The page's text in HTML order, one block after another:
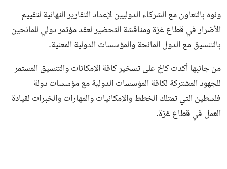
ونوه بالتعاون مع الشركاء الدوليين لإعداد التقارير النهائية لتقييم
الأضرار في قطاع غزة ومناقشة التحضير لعقد مؤتمر دولي للمانحين
بالتنسيق مع الدول المانحة والمؤسسات الدولية المعنية.
من جانبها أكدت كاخ على تسخير كافة الإمكانات والتنسيق المستمر
للجهود المشتركة لكافة المؤسسات الدولية مع مؤسسات دولة
فلسطين التي تمتلك الخطط والإمكانيات والمهارات والخبرات لقيادة
العمل في قطاع غزة.